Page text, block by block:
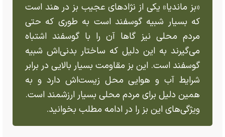
«بز ماندیا» یکی از نژاد‌های عجیب بز در هند است
که بسیار شبیه گوسفند است به طوری که حتی
مردم محلی نیز گا‌ها آن را با گوسفند اشتباه
می‌گیرند به این دلیل که ساختار بدنی‌اش شبیه
گوسفند است. این بز مقاومت بسیار بالایی در برابر
شرایط آب و هوایی محل زیست‌اش دارد و به
همین دلیل برای مردم محلی بسیار ارزشمند است.
ویژگی‌های این بز را در ادامه مطلب بخوانید.